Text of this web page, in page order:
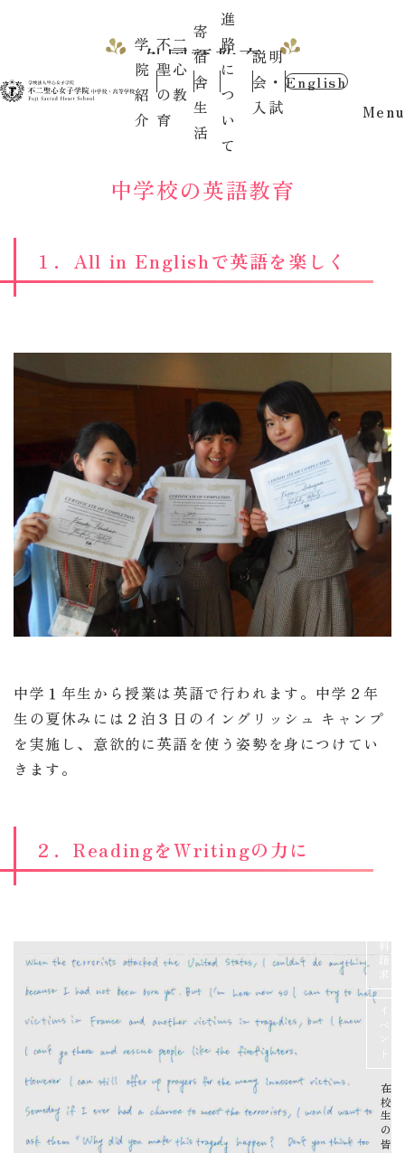
学
院
紹
介
不二
聖心
の教
育
寄
宿
舎
生
活
進
路
に
つ
い
て
説明
会・
入試
English
Menu
外国語教育
中学校の英語教育
１．All in Englishで英語を楽しく
中学１年生から授業は英語で行われます。中学２年
生の夏休みには２泊３日のイングリッシュ キャンプ
を実施し、意欲的に英語を使う姿勢を身につけてい
きます。
２．ReadingをWritingの力に
資料請求
在校生の皆さま